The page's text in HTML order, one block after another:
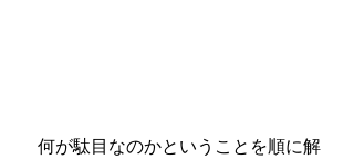
何が駄目なのかということを順に解